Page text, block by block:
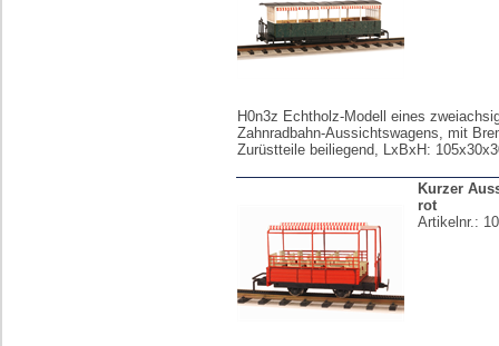
H0n3z Echtholz-Modell eines
Zahnradbahn-Aussichtswagens, mit
Zurüstteile beiliegend, LxBxH:
Kurzer
rot
Artikelnr.: